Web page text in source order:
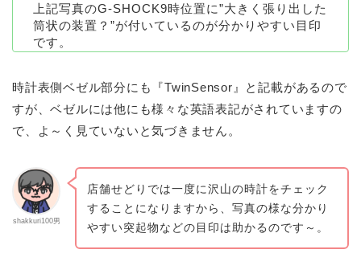
上記写真のG-SHOCK9時位置に”大きく張り出した
筒状の装置？”が付いているのが分かりやすい目印
です。
時計表側ベゼル部分にも『TwinSensor』と記載があるので
すが、ベゼルには他にも様々な英語表記がされていますの
で、よ～く見ていないと気づきません。
shakkuri100男
店舗せどりでは一度に沢山の時計をチェック
することになりますから、写真の様な分かり
やすい突起物などの目印は助かるのです～。